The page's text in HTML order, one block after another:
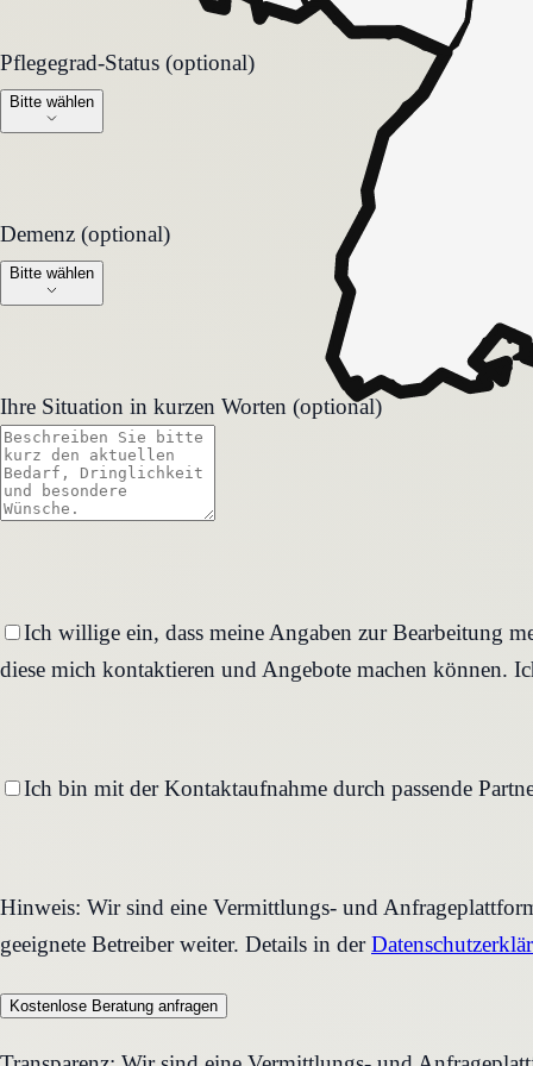
Pflegegrad-Status (optional)
Pflegegrad-Status (optional)
Bitte wählen
Demenz (optional)
Demenz (optional)
Bitte wählen
Ihre Situation in kurzen Worten (optional)
Ich willige ein, dass meine Angaben zur Bearbeitung
diese mich kontaktieren und Angebote machen können.
Ich bin mit der Kontaktaufnahme durch passende
Hinweis: Wir sind eine Vermittlungs- und
geeignete Betreiber weiter. Details in der
Kostenlose Beratung anfragen